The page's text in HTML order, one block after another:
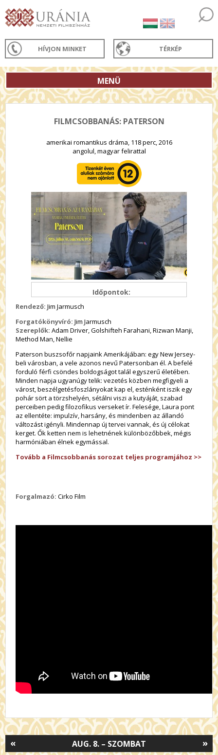
HÍVJON MINKET TÉRKÉP
MENÜ
FILMCSOBBANÁS: PATERSON
amerikai romantikus dráma, 118 perc, 2016
angolul, magyar felirattal
Időpontok:
Rendező: Jim Jarmusch
Forgatókönyvíró:Jim Jarmusch
Szereplők:Adam Driver, Golshifteh Farahani, Rizwan Manji,
Method Man, Nellie
Paterson buszsofőr napjaink Amerikájában: egy New Jersey-
beli városban, a vele azonos nevű Patersonban él. A befelé
forduló férfi csöndes boldogságot talál egyszerű életében.
Minden napja ugyanúgy telik: vezetés közben megfigyeli a
várost, beszélgetésfoszlányokat kap el, esténként iszik egy
pohár sört a törzshelyén, sétálni viszi a kutyáját, szabad
perceiben pedig filozofikus verseket ír. Felesége, Laura pont
az ellentéte: impulzív, harsány, és mindenben az állandó
változást igényli. Mindennap új tervei vannak, és új célokat
kerget. Ők ketten nem is lehetnének különbözőbbek, mégis
harmóniában élnek egymással.
Tovább a Filmcsobbanás sorozat teljes programjához >>
Forgalmazó: Cirko Film
»
AUG. 8. – SZOMBAT
«